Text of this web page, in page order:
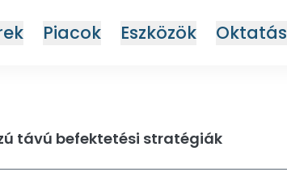
Piacok Eszközök Oktatás
távú befektetési stratégiák